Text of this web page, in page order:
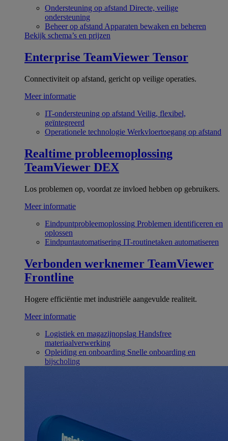
Ondersteuning op afstand Directe, veilige
ondersteuning
Beheer op afstand Apparaten bewaken en beheren
Bekijk schema’s en prijzen
Enterprise TeamViewer Tensor
Connectiviteit op afstand, gericht op veilige operaties.
Meer informatie
IT-ondersteuning op afstand Veilig, flexibel,
geïntegreerd
Operationele technologie Werkvloertoegang op afstand
Realtime probleemoplossing
TeamViewer DEX
Los problemen op, voordat ze invloed hebben op gebruikers.
Meer informatie
Eindpuntprobleemoplossing Problemen identificeren en
oplossen
Eindpuntautomatisering IT-routinetaken automatiseren
Verbonden werknemer TeamViewer
Frontline
Hogere efficiëntie met industriële aangevulde realiteit.
Meer informatie
Logistiek en magazijnopslag Handsfree
materiaalverwerking
Opleiding en onboarding Snelle onboarding en
bijscholing